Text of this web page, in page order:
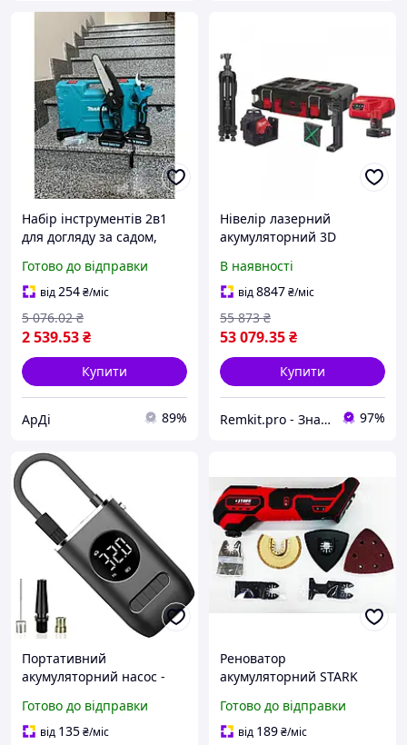
Набір інструментів 2в1
для догляду за садом,
з пилкою та секатором,
приладдя для дачі
8410293
Готово до відправки
від254₴/міс
2 539.53₴
5 076.02 ₴
Купити
АрДі 89%
Нівелір лазерний
акумуляторний 3D
401P
(ЗП+1ак.Х4Аг+обладнання
+PACKOUT)
В наявності
від8847₴/міс
53 079.35₴
55 873 ₴
Купити
Remkit.pro - Знайдемо все, що вам потрібне! 97%
Портативний
акумуляторний насос -
для авто, мотоцикла,
велосипеда та
Готово до відправки
від 135₴/міс
Реноватор
акумуляторний STARK
Готово до відправки
від 189₴/міс